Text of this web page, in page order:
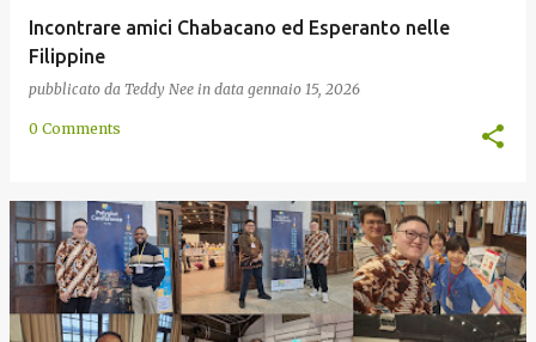
Incontrare amici Chabacano ed Esperanto nelle
Filippine
pubblicato da Teddy Nee in data gennaio 15, 2026
0 Comments